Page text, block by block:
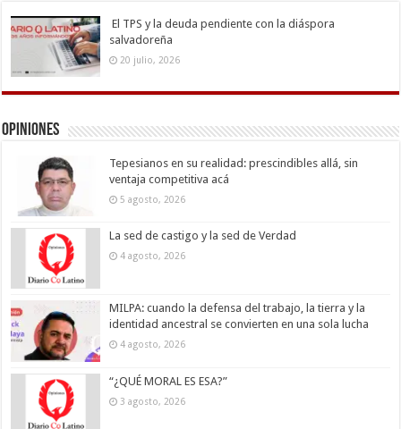
El TPS y la deuda pendiente con la diáspora
salvadoreña
20 julio, 2026
Opiniones
Tepesianos en su realidad: prescindibles allá, sin
ventaja competitiva acá
5 agosto, 2026
La sed de castigo y la sed de Verdad
4 agosto, 2026
MILPA: cuando la defensa del trabajo, la tierra y la
identidad ancestral se convierten en una sola lucha
4 agosto, 2026
“¿QUÉ MORAL ES ESA?”
3 agosto, 2026